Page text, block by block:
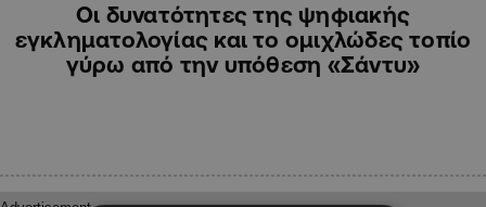
Οι δυνατότητες της ψηφιακής
εγκληματολογίας και το ομιχλώδες τοπίο
γύρω από την υπόθεση «Σάντυ»